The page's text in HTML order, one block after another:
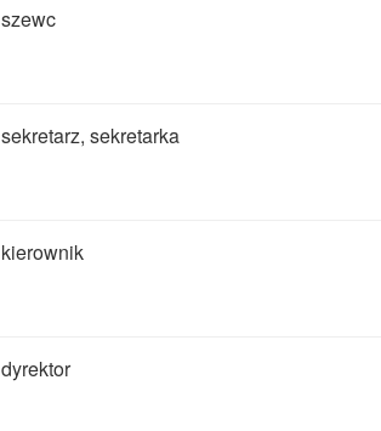
szewc
sekretarz, sekretarka
kierownik
dyrektor